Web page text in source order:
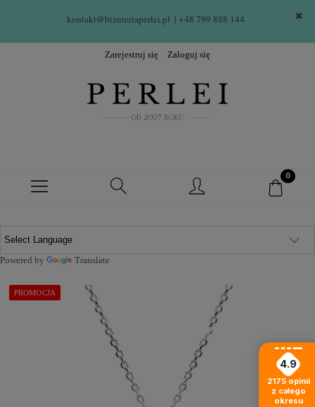
kontakt@bizuteriaperlei.pl | +48 799 888 144
Zarejestruj się Zaloguj się
Powered by Translate
PROMOCJA
4.9
2175 opinii
z całego
okresu